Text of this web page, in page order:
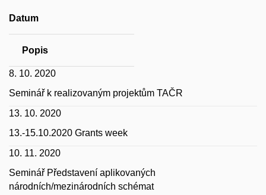
Datum
Popis
8. 10. 2020
Seminář k realizovaným projektům TAČR
13. 10. 2020
13.-15.10.2020 Grants week
10. 11. 2020
Seminář Představení aplikovaných
národních/mezinárodních schémat